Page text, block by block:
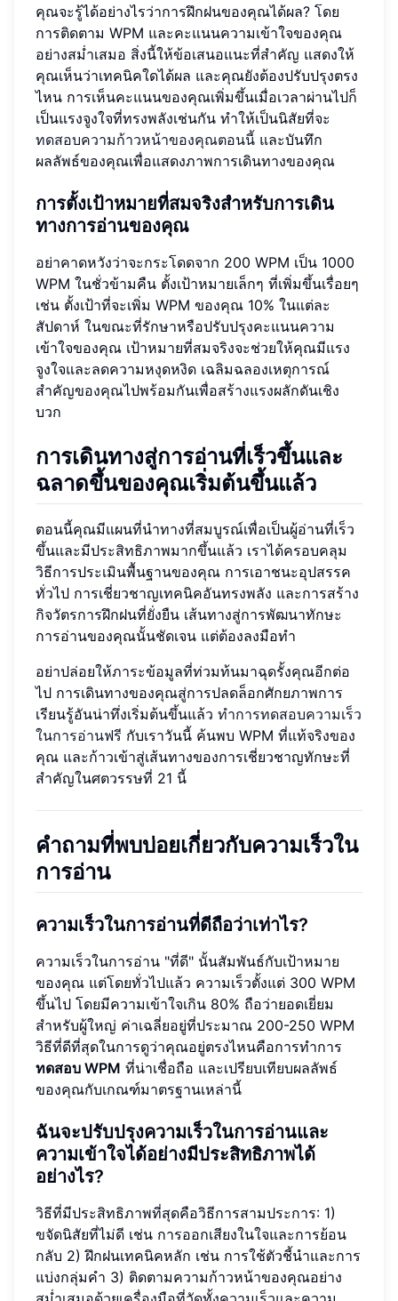
คุณจะรู้ได้อย่างไรว่าการฝึกฝนของคุณได้ผล? โดย
การติดตาม WPM และคะแนนความเข้าใจของคุณ
อย่างสม่ำเสมอ สิ่งนี้ให้ข้อเสนอแนะที่สำคัญ แสดงให้
คุณเห็นว่าเทคนิคใดได้ผล และคุณยังต้องปรับปรุงตรง
ไหน การเห็นคะแนนของคุณเพิ่มขึ้นเมื่อเวลาผ่านไปก็
เป็นแรงจูงใจที่ทรงพลังเช่นกัน ทำให้เป็นนิสัยที่จะ
ทดสอบความก้าวหน้าของคุณตอนนี้ และบันทึก
ผลลัพธ์ของคุณเพื่อแสดงภาพการเดินทางของคุณ
การตั้งเป้าหมายที่สมจริงสำหรับการเดิน
ทางการอ่านของคุณ
อย่าคาดหวังว่าจะกระโดดจาก 200 WPM เป็น 1000
WPM ในชั่วข้ามคืน ตั้งเป้าหมายเล็กๆ ที่เพิ่มขึ้นเรื่อยๆ
เช่น ตั้งเป้าที่จะเพิ่ม WPM ของคุณ 10% ในแต่ละ
สัปดาห์ ในขณะที่รักษาหรือปรับปรุงคะแนนความ
เข้าใจของคุณ เป้าหมายที่สมจริงจะช่วยให้คุณมีแรง
จูงใจและลดความหงุดหงิด เฉลิมฉลองเหตุการณ์
สำคัญของคุณไปพร้อมกันเพื่อสร้างแรงผลักดันเชิง
บวก
การเดินทางสู่การอ่านที่เร็วขึ้นและ
ฉลาดขึ้นของคุณเริ่มต้นขึ้นแล้ว
ตอนนี้คุณมีแผนที่นำทางที่สมบูรณ์เพื่อเป็นผู้อ่านที่เร็ว
ขึ้นและมีประสิทธิภาพมากขึ้นแล้ว เราได้ครอบคลุม
วิธีการประเมินพื้นฐานของคุณ การเอาชนะอุปสรรค
ทั่วไป การเชี่ยวชาญเทคนิคอันทรงพลัง และการสร้าง
กิจวัตรการฝึกฝนที่ยั่งยืน เส้นทางสู่การพัฒนาทักษะ
การอ่านของคุณนั้นชัดเจน แต่ต้องลงมือทำ
อย่าปล่อยให้ภาระข้อมูลที่ท่วมท้นมาฉุดรั้งคุณอีกต่อ
ไป การเดินทางของคุณสู่การปลดล็อกศักยภาพการ
เรียนรู้อันน่าทึ่งเริ่มต้นขึ้นแล้ว ทำการทดสอบความเร็ว
ในการอ่านฟรี กับเราวันนี้ ค้นพบ WPM ที่แท้จริงของ
คุณ และก้าวเข้าสู่เส้นทางของการเชี่ยวชาญทักษะที่
สำคัญในศตวรรษที่ 21 นี้
คำถามที่พบบ่อยเกี่ยวกับความเร็วใน
การอ่าน
ความเร็วในการอ่านที่ดีถือว่าเท่าไร?
ความเร็วในการอ่าน "ที่ดี" นั้นสัมพันธ์กับเป้าหมาย
ของคุณ แต่โดยทั่วไปแล้ว ความเร็วตั้งแต่ 300 WPM
ขึ้นไป โดยมีความเข้าใจเกิน 80% ถือว่ายอดเยี่ยม
สำหรับผู้ใหญ่ ค่าเฉลี่ยอยู่ที่ประมาณ 200-250 WPM
วิธีที่ดีที่สุดในการดูว่าคุณอยู่ตรงไหนคือการทำการ
ทดสอบ WPM ที่น่าเชื่อถือ และเปรียบเทียบผลลัพธ์
ของคุณกับเกณฑ์มาตรฐานเหล่านี้
ฉันจะปรับปรุงความเร็วในการอ่านและ
ความเข้าใจได้อย่างมีประสิทธิภาพได้
อย่างไร?
วิธีที่มีประสิทธิภาพที่สุดคือวิธีการสามประการ: 1)
ขจัดนิสัยที่ไม่ดี เช่น การออกเสียงในใจและการย้อน
กลับ 2) ฝึกฝนเทคนิคหลัก เช่น การใช้ตัวชี้นำและการ
แบ่งกลุ่มคำ 3) ติดตามความก้าวหน้าของคุณอย่าง